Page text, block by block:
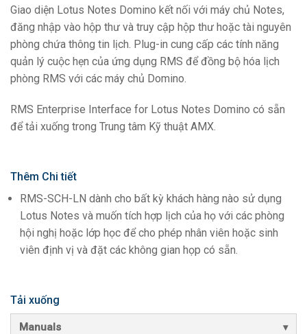
Giao diện Lotus Notes Domino kết nối với máy chủ Notes,
đăng nhập vào hộp thư và truy cập hộp thư hoặc tài nguyên
phòng chứa thông tin lịch. Plug-in cung cấp các tính năng
quản lý cuộc hẹn của ứng dụng RMS để đồng bộ hóa lịch
phòng RMS với các máy chủ Domino.
RMS Enterprise Interface for Lotus Notes Domino có sẵn
để tải xuống trong Trung tâm Kỹ thuật AMX.
Thêm Chi tiết
RMS-SCH-LN dành cho bất kỳ khách hàng nào sử dụng
Lotus Notes và muốn tích hợp lịch của họ với các phòng
hội nghị hoặc lớp học để cho phép nhân viên hoặc sinh
viên định vị và đặt các không gian họp có sẵn.
Tải xuống
Manuals